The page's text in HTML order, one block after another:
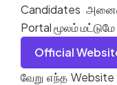
Candidates
Portalமூலம்மட்டுமே
Official
வேறு எந்த Website